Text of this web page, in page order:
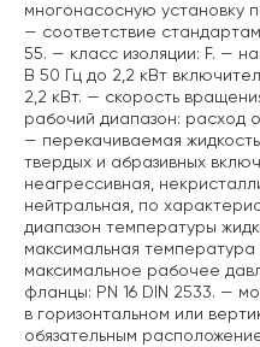
многонасосную установку
— соответствие
55. — класс изоляции: F. —
В 50 Гц до 2,2 кВт
2,2 кВт. — скорость
рабочий диапазон: расход
— перекачиваемая
твердых и абразивных
неагрессивная,
нейтральная, по
диапазон температуры
максимальная
максимальное рабочее
фланцы: PN 16 DIN 2533. —
в горизонтальном или
обязательным